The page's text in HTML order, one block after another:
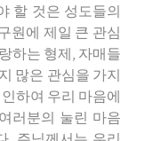
할 것은 성도들의
원에 제일 큰 관심
하는 형제, 자매들
많은 관심을 가지
하여 우리 마음에
러분의 눌린 마음